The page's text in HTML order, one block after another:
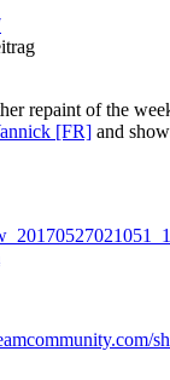
repaint of the
[FR] and